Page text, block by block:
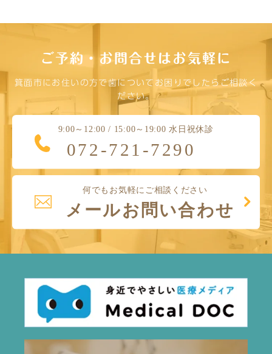
ご予約・お問合せはお気軽に
箕面市にお住いの方で歯についてお困りでしたらご相談く
ださい。